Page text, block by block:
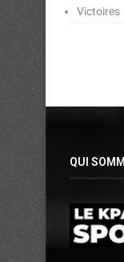
Victoires
QUI